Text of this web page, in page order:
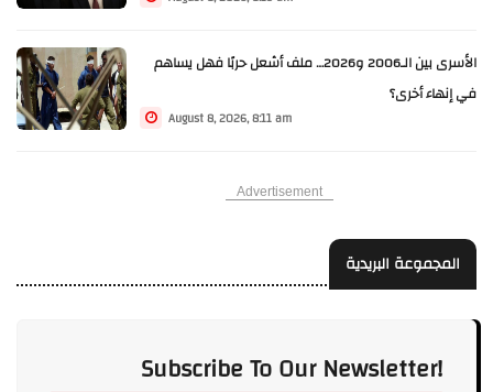
الأسرى بين الـ2006 و2026… ملف أشعل حربًا فهل يساهم
في إنهاء أخرى؟
August 8, 2026, 8:11 am
Advertisement
المجموعة البريدية
Subscribe To Our Newsletter!